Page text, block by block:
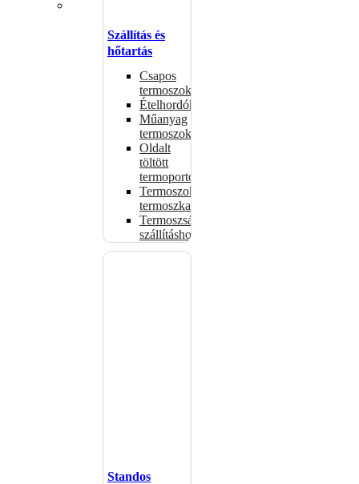
Szállítás és
hőtartás
Csapos
termoszok
Ételhordók
Műanyag
termoszok
Oldalt
töltött
termoportok
Termoszok,
termoszkannák
Termoszsákok
szállításhoz
Standos